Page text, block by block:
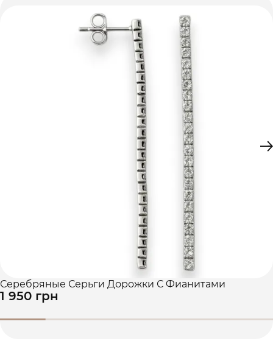
Серебряные Серьги Дорожки С Фианитами
1 950 грн